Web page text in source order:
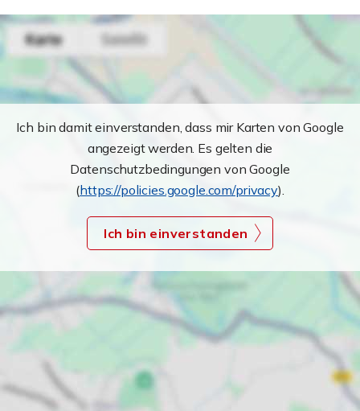
Ich bin damit einverstanden, dass mir Karten von Google
angezeigt werden. Es gelten die
Datenschutzbedingungen von Google
(https://policies.google.com/privacy).
Ich bin einverstanden